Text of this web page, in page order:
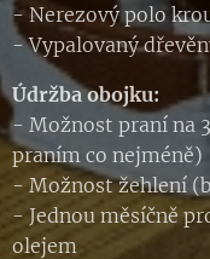
- Nerezový polo
- Vypalovaný
Údržba obojku:
- Možnost praní na
praním co nejméně)
- Možnost žehlení
- Jednou měsíčně
olejem